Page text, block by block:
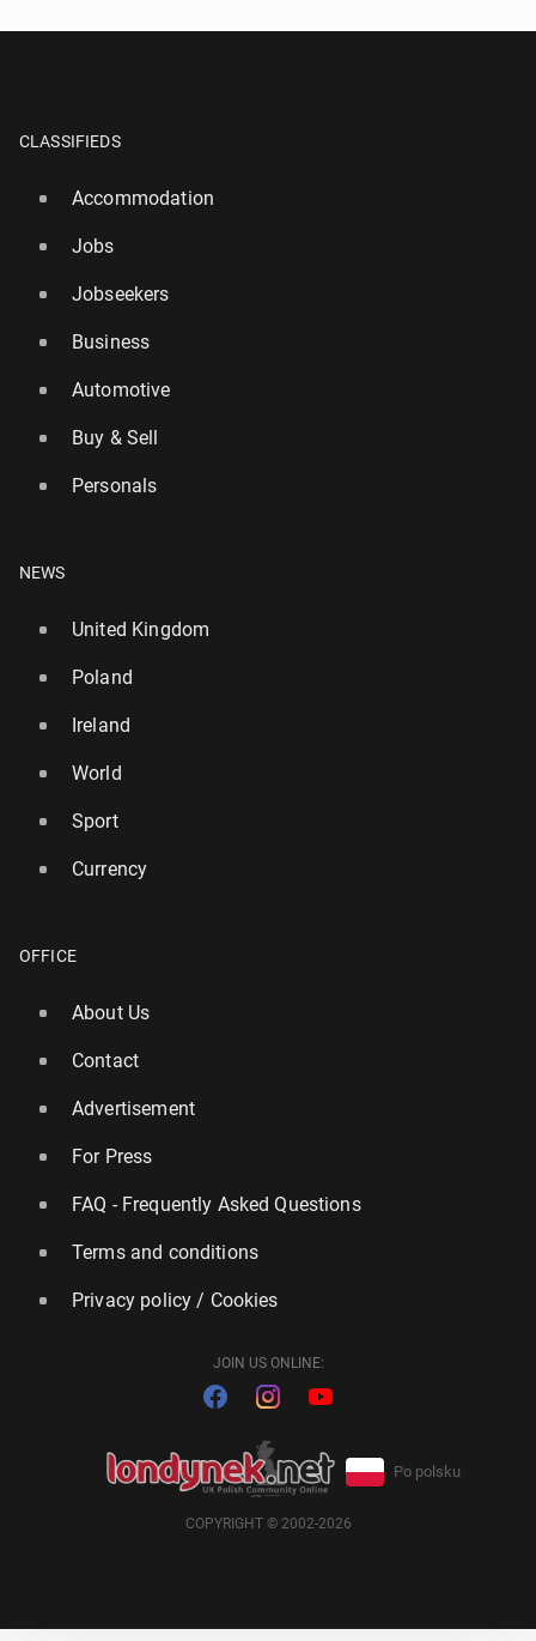
CLASSIFIEDS
Accommodation
Jobs
Jobseekers
Business
Automotive
Buy & Sell
Personals
NEWS
United Kingdom
Poland
Ireland
World
Sport
Currency
OFFICE
About Us
Contact
Advertisement
For Press
FAQ - Frequently Asked Questions
Terms and conditions
Privacy policy / Cookies
JOIN US ONLINE:
Po polsku
COPYRIGHT © 2002-2026